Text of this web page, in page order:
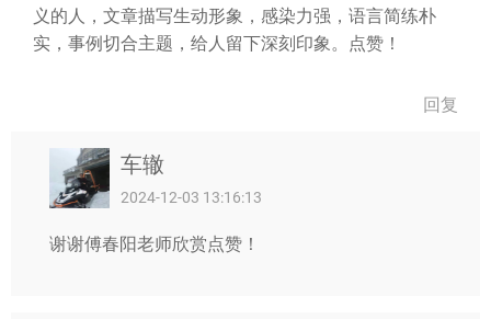
义的人，文章描写生动形象，感染力强，语言简练朴
实，事例切合主题，给人留下深刻印象。点赞！
回复
车辙
2024-12-03 13:16:13
谢谢傅春阳老师欣赏点赞！